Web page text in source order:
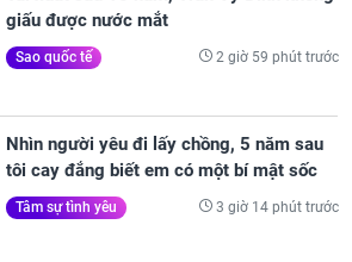
giấu được nước mắt
Sao quốc tế 2 giờ 59 phút trước
Nhìn người yêu đi lấy chồng, 5 năm sau
tôi cay đắng biết em có một bí mật sốc
Tâm sự tình yêu 3 giờ 14 phút trước